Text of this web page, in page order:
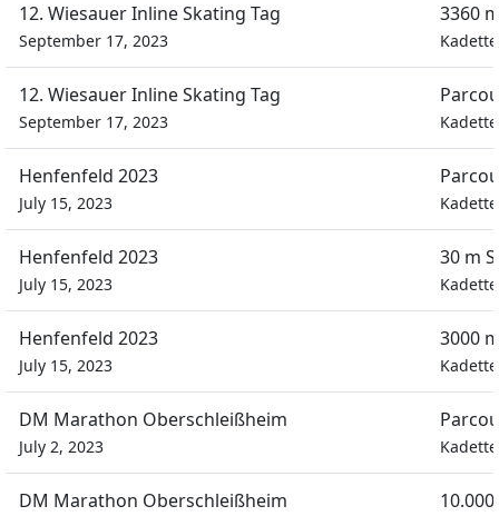
12. Wiesauer Inline Skating Tag
September 17, 2023
3360
12. Wiesauer Inline Skating Tag
September 17, 2023
Henfenfeld 2023
July 15, 2023
Henfenfeld 2023
July 15, 2023
30 m
Henfenfeld 2023
July 15, 2023
3000
DM Marathon Oberschleißheim
July 2, 2023
DM Marathon Oberschleißheim